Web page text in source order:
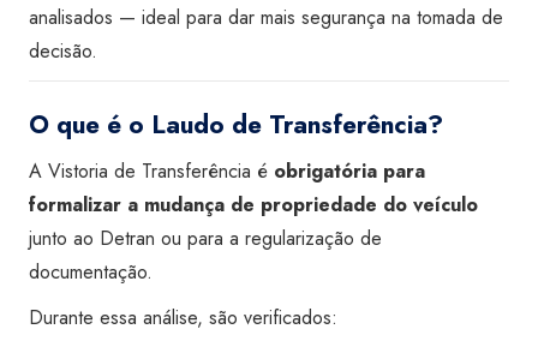
analisados — ideal para dar mais segurança na tomada de
decisão.
O que é o Laudo de Transferência?
A Vistoria de Transferência é obrigatória para
formalizar a mudança de propriedade do veículo
junto ao Detran ou para a regularização de
documentação.
Durante essa análise, são verificados: